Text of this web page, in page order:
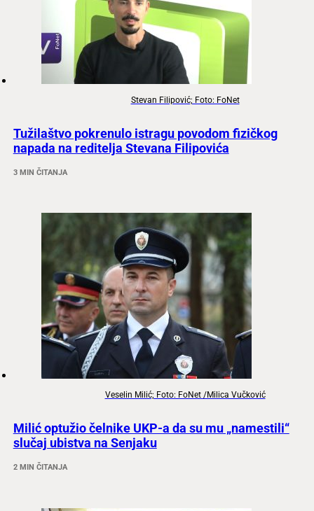
Stevan Filipović; Foto: FoNet
Tužilaštvo pokrenulo istragu povodom fizičkog
napada na reditelja Stevana Filipovića
3 MIN ČITANJA
Veselin Milić; Foto: FoNet /Milica Vučković
Milić optužio čelnike UKP-a da su mu „namestili“
slučaj ubistva na Senjaku
2 MIN ČITANJA